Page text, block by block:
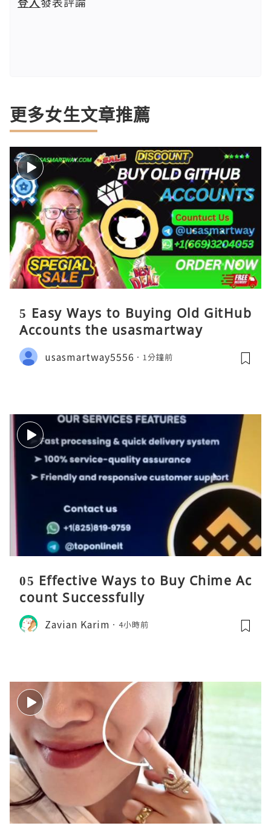
更多女生文章推薦
5 Easy Ways to Buying Old GitHub
Accounts the usasmartway
usasmartway5556 1分鐘前
05 Effective Ways to Buy Chime Ac
count Successfully
Zavian Karim 4小時前